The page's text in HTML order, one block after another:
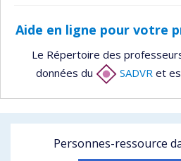
Aide en ligne pour votre
Le Répertoire des
données du
SADVR et
Personnes-ressource